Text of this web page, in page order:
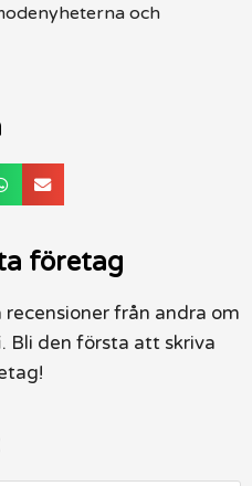
och
företag
från andra om
Bli den första att skriva